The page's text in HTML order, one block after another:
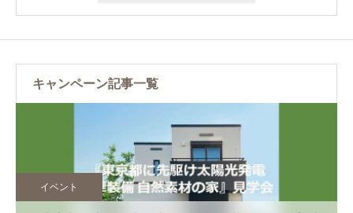
キャンペーン記事一覧
イベント